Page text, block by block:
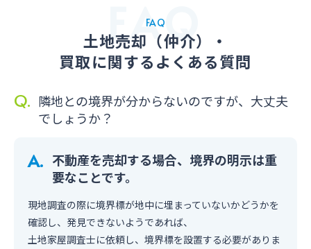
FAQ
土地売却（仲介）・
買取に関するよくある質問
隣地との境界が分からないのですが、大丈夫
でしょうか？
不動産を売却する場合、境界の明示は重
要なことです。
現地調査の際に境界標が地中に埋まっていないかどうかを
確認し、発見できないようであれば、
土地家屋調査士に依頼し、境界標を設置する必要がありま